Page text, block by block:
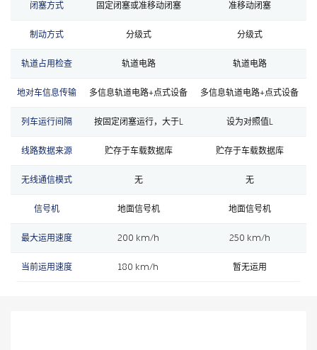
闭塞方式 固定闭塞或准移动闭塞 准移动闭塞
制动方式 分级式 分级式
轨道占用检查 轨道电路 轨道电路
地对车信息传输 多信息轨道电路+点式设备 多信息轨道电路+点式设备
列车运行间隔 按固定闭塞运行，大于L 设为对照值L
线路数据来源 贮存于车载数据库 贮存于车载数据库
无线通信模式 无 无
信号机 地面信号机 地面信号机
最大运用速度 200 km/h 250 km/h
当前运用速度 180 km/h 暂无运用